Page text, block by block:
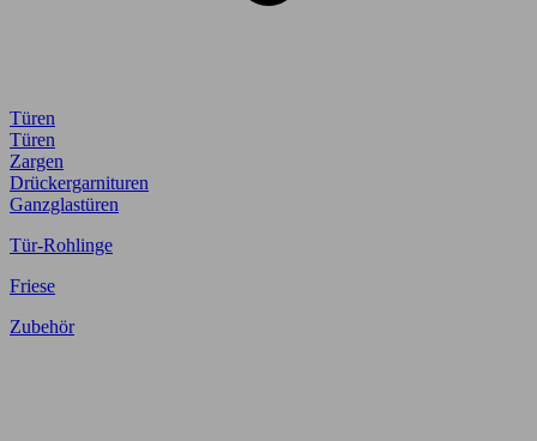
Türen
Türen
Zargen
Drückergarnituren
Ganzglastüren
Tür-Rohlinge
Friese
Zubehör